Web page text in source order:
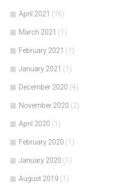
April 2021 (16)
March 2021 (1)
February 2021 (1)
January 2021 (1)
December 2020 (4)
November 2020 (2)
April 2020 (1)
February 2020 (1)
January 2020 (1)
August 2019 (1)